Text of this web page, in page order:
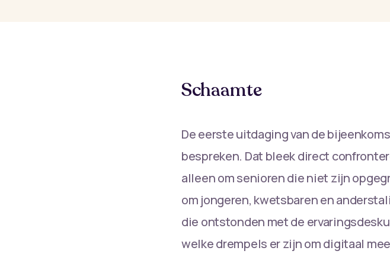
Schaamte
De eerste uitdaging van de
bespreken. Dat bleek direct
alleen om senioren die niet zijn
om jongeren, kwetsbaren en
die ontstonden met de
welke drempels er zijn om digitaal